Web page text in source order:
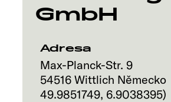
GmbH
Adresa
Max-Planck-Str. 9
54516 Wittlich Německo
49.9851749, 6.9038395)